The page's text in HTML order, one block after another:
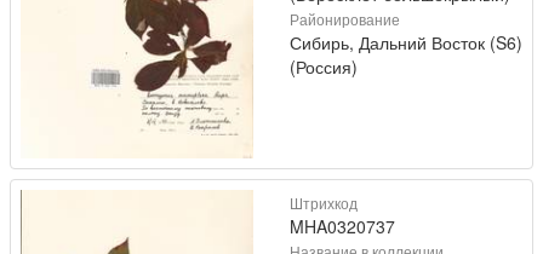
Районирование
Сибирь, Дальний Восток (S6)
(Россия)
Штрихкод
MHA0320737